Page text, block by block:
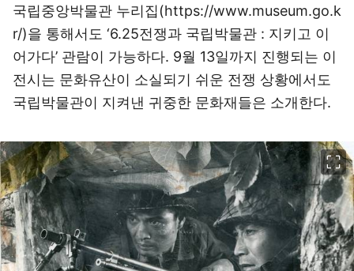
국립중앙박물관 누리집(https://www.museum.go.k
r/)을 통해서도 ‘6.25전쟁과 국립박물관 : 지키고 이
어가다’ 관람이 가능하다. 9월 13일까지 진행되는 이
전시는 문화유산이 소실되기 쉬운 전쟁 상황에서도
국립박물관이 지켜낸 귀중한 문화재들은 소개한다.